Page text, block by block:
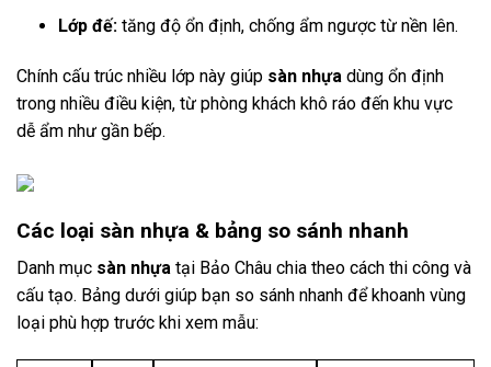
Lớp đế: tăng độ ổn định, chống ẩm ngược từ nền lên.
Chính cấu trúc nhiều lớp này giúp sàn nhựa dùng ổn định
trong nhiều điều kiện, từ phòng khách khô ráo đến khu vực
dễ ẩm như gần bếp.
Các loại sàn nhựa & bảng so sánh nhanh
Danh mục sàn nhựa tại Bảo Châu chia theo cách thi công và
cấu tạo. Bảng dưới giúp bạn so sánh nhanh để khoanh vùng
loại phù hợp trước khi xem mẫu: